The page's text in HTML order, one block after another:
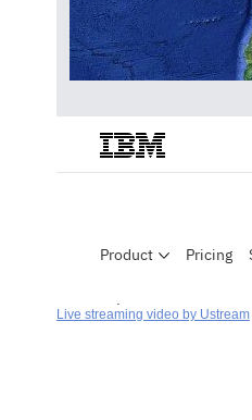
Live streaming video by Ustream